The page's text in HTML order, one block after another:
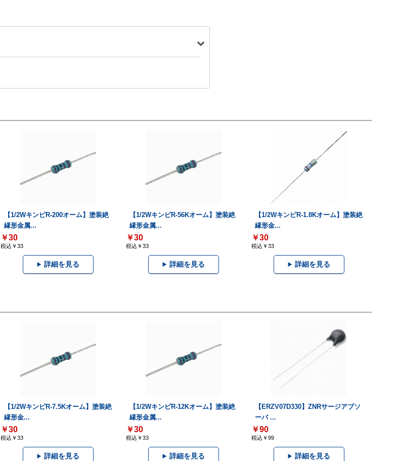
【1/2WキンピR-200オーム】塗装絶
縁形金属...
￥30
税込￥33
詳細を見る
【1/2WキンピR-56Kオーム】塗装絶
縁形金属...
￥30
税込￥33
詳細を見る
【1/2WキンピR-1.8Kオーム】塗装絶
縁形金...
￥30
税込￥33
詳細を見る
【1/2WキンピR-7.5Kオーム】塗装絶
縁形金...
￥30
税込￥33
詳細を見る
【1/2WキンピR-12Kオーム】塗装絶
縁形金属...
￥30
税込￥33
詳細を見る
【ERZV07D330】ZNRサージアブソ
ーバ ...
￥90
税込￥99
詳細を見る